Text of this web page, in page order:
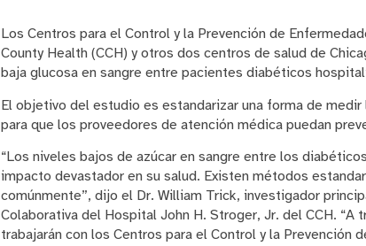
Los Centros para el Control y la Prevención de
County Health (CCH) y otros dos centros de salud de
baja glucosa en sangre entre pacientes diabéticos
El objetivo del estudio es estandarizar una forma de
para que los proveedores de atención médica puedan
“Los niveles bajos de azúcar en sangre entre los
impacto devastador en su salud. Existen métodos
comúnmente”, dijo el Dr. William Trick, investigador
Colaborativa del Hospital John H. Stroger, Jr. del CCH.
trabajarán con los Centros para el Control y la